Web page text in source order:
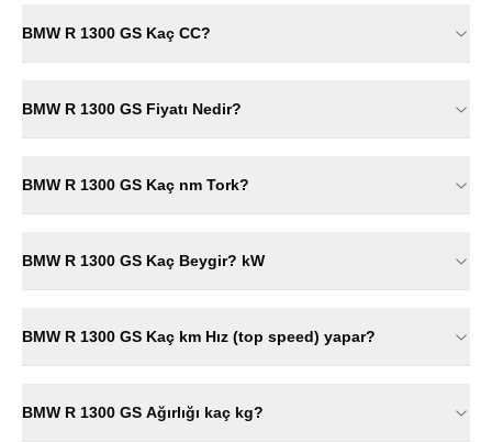
BMW R 1300 GS Kaç CC?
BMW R 1300 GS Fiyatı Nedir?
BMW R 1300 GS Kaç nm Tork?
BMW R 1300 GS Kaç Beygir? kW
BMW R 1300 GS Kaç km Hız (top speed) yapar?
BMW R 1300 GS Ağırlığı kaç kg?